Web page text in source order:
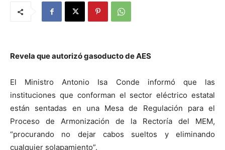
Revela que autorizó gasoducto de AES
El Ministro Antonio Isa Conde informó que las
instituciones que conforman el sector eléctrico estatal
están sentadas en una Mesa de Regulación para el
Proceso de Armonización de la Rectoría del MEM,
“procurando no dejar cabos sueltos y eliminando
cualquier solapamiento”.